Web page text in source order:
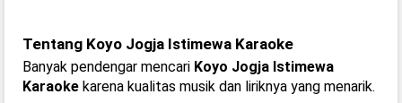
Tentang Koyo Jogja Istimewa Karaoke
Banyak pendengar mencari Koyo Jogja Istimewa
Karaoke karena kualitas musik dan liriknya yang menarik.